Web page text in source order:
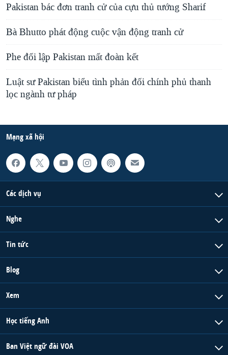
Pakistan bác đơn tranh cử của cựu thủ tướng Sharif
Bà Bhutto phát động cuộc vận động tranh cử
Phe đối lập Pakistan mất đoàn kết
Luật sư Pakistan biểu tình phản đối chính phủ thanh
lọc ngành tư pháp
Mạng xã hội
Các dịch vụ
Nghe
Tin tức
Blog
Xem
Học tiếng Anh
Ban Việt ngữ đài VOA